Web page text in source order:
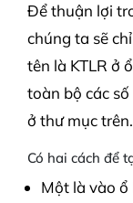
Để thuận lợi
chúng ta sẽ
tên là KTLR ở
toàn bộ các
ở thư mục trên.
Có hai cách để
Một là vào ổ